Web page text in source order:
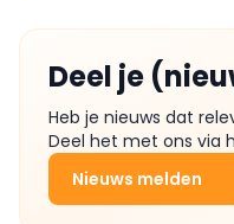
Deel je
Heb je nieuws dat
Deel het met ons via
Nieuws melden